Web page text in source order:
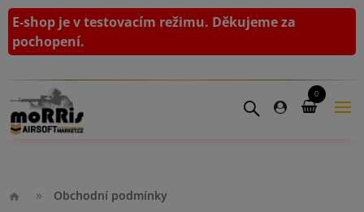
E-shop je v testovacím režimu. Děkujeme za
pochopení.
0
Obchodní podmínky